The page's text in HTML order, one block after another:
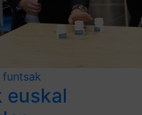
euskal